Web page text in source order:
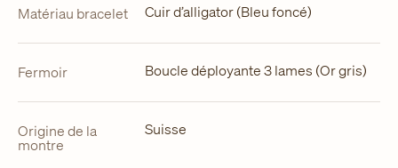
Matériau bracelet Cuir d’alligator (Bleu foncé)
Fermoir Boucle déployante 3 lames (Or gris)
Origine de la
montre
Suisse